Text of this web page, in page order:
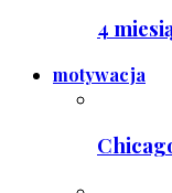
4
motywacja